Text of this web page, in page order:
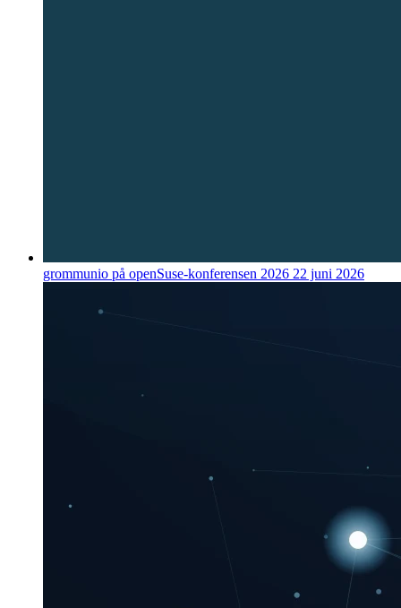
grommunio på openSuse-konferensen 2026 22 juni 2026